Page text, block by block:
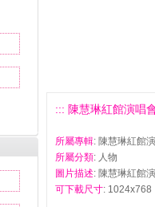
::: 陳慧琳紅館演唱
所屬專輯: 陳慧琳紅館
所屬分類: 人物
圖片描述: 陳慧琳紅館
可下載尺寸: